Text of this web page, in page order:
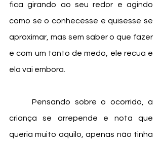
fica girando ao seu redor e agindo
como se o conhecesse e quisesse se
aproximar, mas sem saber o que fazer
e com um tanto de medo, ele recua e
ela vai embora.
	Pensando sobre o ocorrido, a
criança se arrepende e nota que
queria muito aquilo, apenas não tinha